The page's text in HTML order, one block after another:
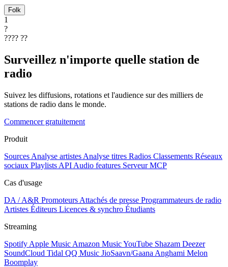
Folk
1
?
???? ??
Surveillez n'importe quelle station de
radio
Suivez les diffusions, rotations et l'audience sur des milliers de
stations de radio dans le monde.
Commencer gratuitement
Produit
Sources Analyse artistes Analyse titres Radios Classements Réseaux
sociaux Playlists API Audio features Serveur MCP
Cas d'usage
DA / A&R Promoteurs Attachés de presse Programmateurs de radio
Artistes Éditeurs Licences & synchro Étudiants
Streaming
Spotify Apple Music Amazon MusicYouTube Shazam Deezer
SoundCloud Tidal QQ Music JioSaavn/Gaana Anghami Melon
Boomplay